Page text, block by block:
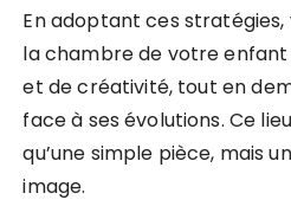
En adoptant ces stratégies,
la chambre de votre
et de créativité, tout en
face à ses évolutions. Ce
qu’une simple pièce, mais
image.